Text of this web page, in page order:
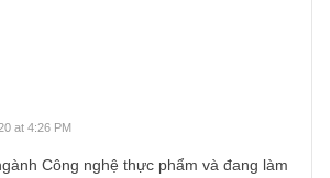
trước chính sách nguyên vật liệu hay giá
cổ đông lớn Thái. Bên cạnh đó Nghị định
váng – một rủi ro rất lớn có thể biến cả
trap” nếu anh không cẩn thận cân đo